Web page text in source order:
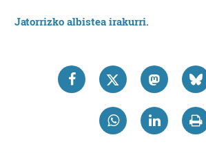
Jatorrizko albistea irakurri.